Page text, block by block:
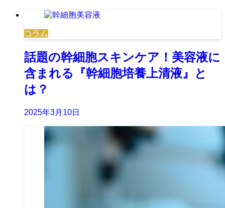
コラム
話題の幹細胞スキンケア！美容液に
含まれる『幹細胞培養上清液』と
は？
2025年3月10日